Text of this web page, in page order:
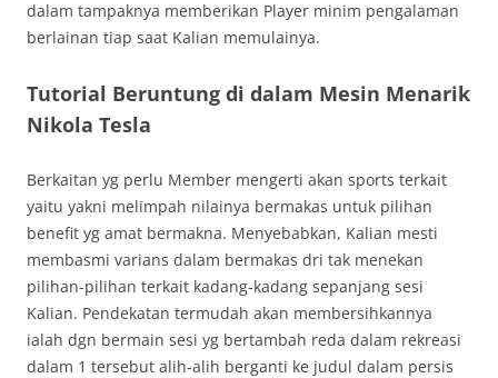
dalam tampaknya memberikan Player minim pengalaman
berlainan tiap saat Kalian memulainya.
Tutorial Beruntung di dalam Mesin Menarik
Nikola Tesla
Berkaitan yg perlu Member mengerti akan sports terkait
yaitu yakni melimpah nilainya bermakas untuk pilihan
benefit yg amat bermakna. Menyebabkan, Kalian mesti
membasmi varians dalam bermakas dri tak menekan
pilihan-pilihan terkait kadang-kadang sepanjang sesi
Kalian. Pendekatan termudah akan membersihkannya
ialah dgn bermain sesi yg bertambah reda dalam rekreasi
dalam 1 tersebut alih-alih berganti ke judul dalam persis